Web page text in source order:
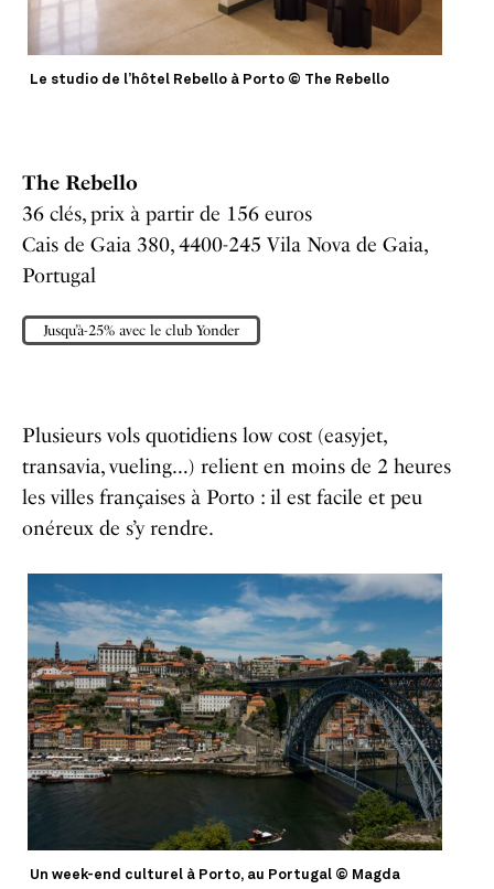
Le studio de l’hôtel Rebello à Porto © The Rebello
The Rebello
36 clés, prix à partir de 156 euros
Cais de Gaia 380, 4400-245 Vila Nova de Gaia,
Portugal
Jusqu’à-25% avec le club Yonder
Plusieurs vols quotidiens low cost (easyjet,
transavia, vueling…) relient en moins de 2 heures
les villes françaises à Porto : il est facile et peu
onéreux de s’y rendre.
Un week-end culturel à Porto, au Portugal © Magda